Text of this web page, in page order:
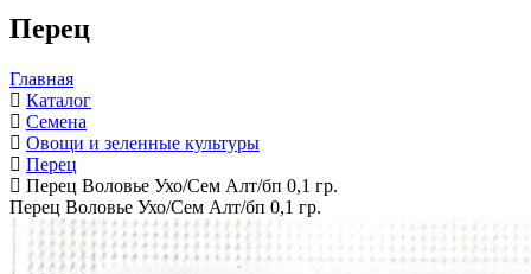
Перец
Главная
Каталог
Семена
Овощи и зеленные культуры
Перец
Перец Воловье Ухо/Сем Алт/бп 0,1 гр.
Перец Воловье Ухо/Сем Алт/бп 0,1 гр.